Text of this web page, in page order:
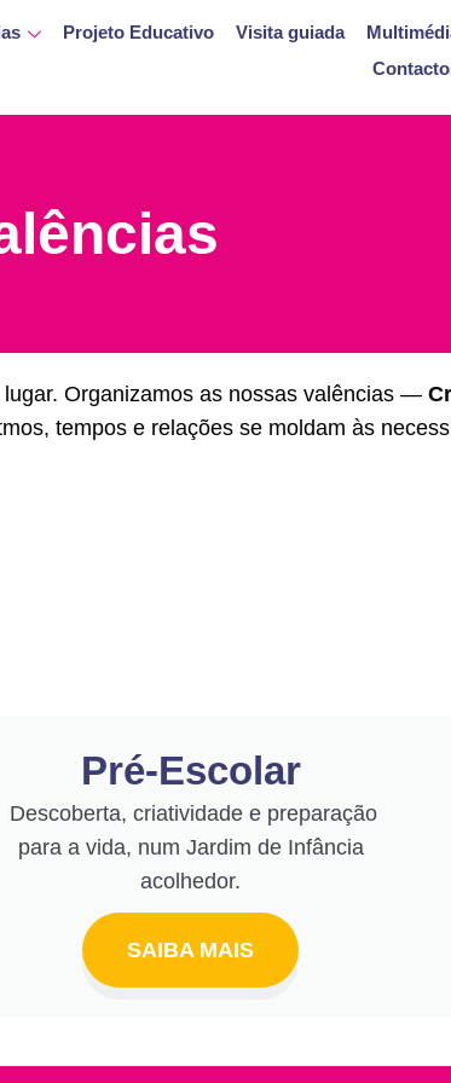
Projeto Educativo Visita guiada
Organizamos as nossas valências —
tempos e relações se moldam às
Pré-Escolar
Descoberta, criatividade e preparação
para a vida, num Jardim de Infância
acolhedor.
SAIBA MAIS